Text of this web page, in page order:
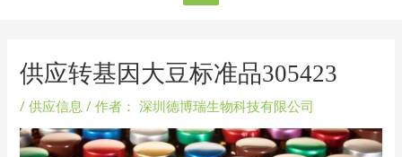
供应转基因大豆标准品305423
/供应信息 / 作者： 深圳德博瑞生物科技有限公司